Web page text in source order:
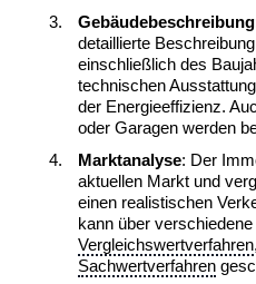
Gebäudebeschreibung
detaillierte
einschließlich des
technischen
der Energieeffizienz.
oder Garagen werden
Marktanalyse: Der
aktuellen Markt und
einen realistischen
kann über
Vergleichswertverfahren,
Sachwertverfahren